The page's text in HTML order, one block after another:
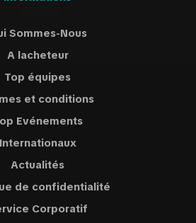
Sommes-Nous
A lacheteur
Top équipes
et conditions
Evénements
Internationaux
Actualités
de confidentialité
Corporatif